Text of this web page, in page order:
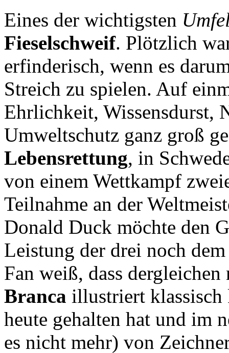
Eines der wichtigsten
Fieselschweif. Plötzlich
erfinderisch, wenn es
Streich zu spielen. Auf
Ehrlichkeit, Wissensdurst,
Umweltschutz ganz groß
Lebensrettung, in
von einem Wettkampf
Teilnahme an der
Donald Duck möchte den
Leistung der drei noch
Fan weiß, dass
Branca illustriert
heute gehalten hat und im
es nicht mehr) von